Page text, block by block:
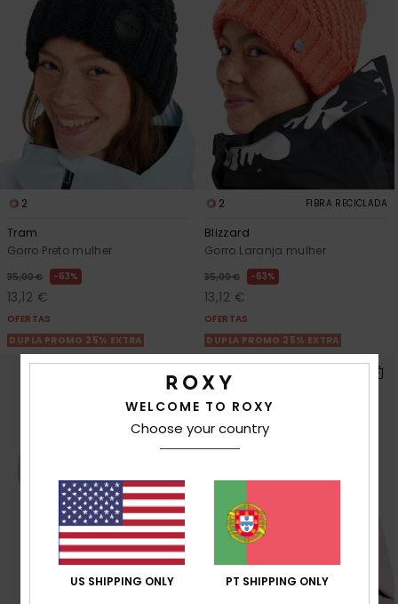
2
Tram
Gorro Preto mulher
35,00 € 63%
13,12 €
OFERTAS
DUPLA PROMO 25% EXTRA
2 FIBRA RECICLADA
Blizzard
Gorro Laranja mulher
35,00 € 63%
13,12 €
OFERTAS
DUPLA PROMO 25% EXTRA
WELCOME TO ROXY
Choose your country
US SHIPPING ONLY PT SHIPPING ONLY